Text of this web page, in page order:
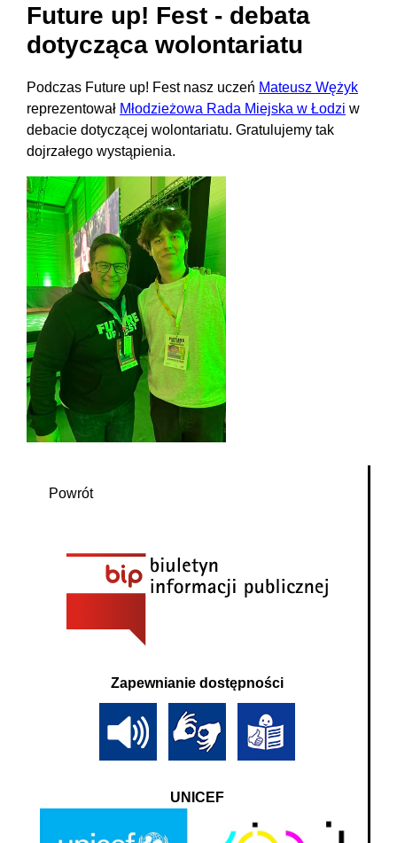
Future up! Fest - debata
dotycząca wolontariatu
Podczas Future up! Fest nasz uczeń Mateusz Wężyk
reprezentował Młodzieżowa Rada Miejska w Łodzi w
debacie dotyczącej wolontariatu. Gratulujemy tak
dojrzałego wystąpienia.
Powrót
Zapewnianie dostępności
UNICEF